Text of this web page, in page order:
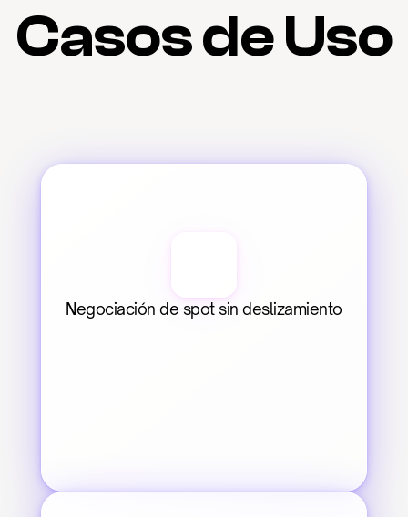
Casos de Uso
Negociación de spot sin deslizamiento